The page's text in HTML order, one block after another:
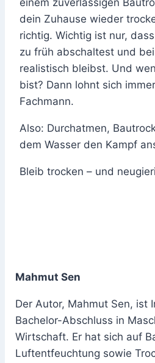
einem zuverlässigen
dein Zuhause wieder
richtig. Wichtig ist nur,
zu früh abschaltest und
realistisch bleibst. Und
bist? Dann lohnt sich
Fachmann.
Also: Durchatmen,
dem Wasser den Kampf
Bleib trocken – und
Mahmut Sen
Der Autor, Mahmut Sen, ist
Bachelor-Abschluss in
Wirtschaft. Er hat sich auf
Luftentfeuchtung sowie